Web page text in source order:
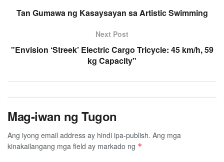
Tan Gumawa ng Kasaysayan sa Artistic Swimming
Next Post
"Envision ‘Streek’ Electric Cargo Tricycle: 45 km/h, 59
kg Capacity"
Mag-iwan ng Tugon
Ang iyong email address ay hindi ipa-publish. Ang mga
kinakailangang mga field ay markado ng *